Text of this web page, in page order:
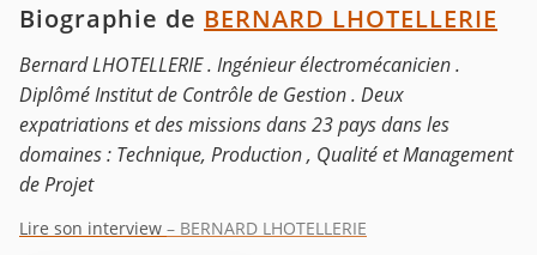
Biographie de BERNARD LHOTELLERIE
Bernard LHOTELLERIE . Ingénieur électromécanicien .
Diplômé Institut de Contrôle de Gestion . Deux
expatriations et des missions dans 23 pays dans les
domaines : Technique, Production , Qualité et Management
de Projet
Lire son interview – BERNARD LHOTELLERIE